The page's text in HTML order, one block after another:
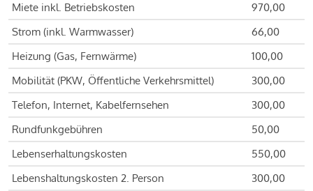
Miete inkl. Betriebskosten
970,00
Strom (inkl. Warmwasser)
66,00
Heizung (Gas, Fernwärme)
100,00
Mobilität (PKW, Öffentliche Verkehrsmittel)
300,00
Telefon, Internet, Kabelfernsehen
300,00
Rundfunkgebühren
50,00
Lebenserhaltungskosten
550,00
Lebenshaltungskosten 2. Person
300,00